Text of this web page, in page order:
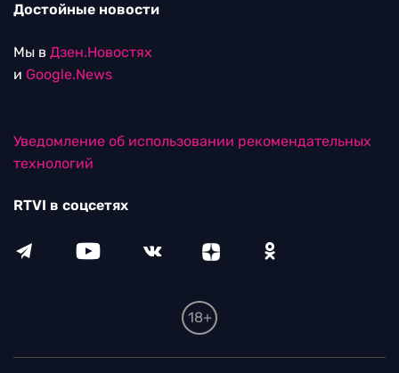
Достойные новости
Мы в Дзен.Новостях
и Google.News
Уведомление об использовании рекомендательных
технологий
RTVI в соцсетях
18+